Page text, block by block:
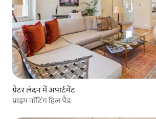
ग्रेटर लंदन में अपार्टमेंट
प्राइम नॉटिंग हिल पैड